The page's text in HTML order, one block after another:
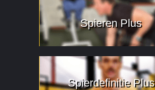
Spieren Plus
Spierdefinitie Plus